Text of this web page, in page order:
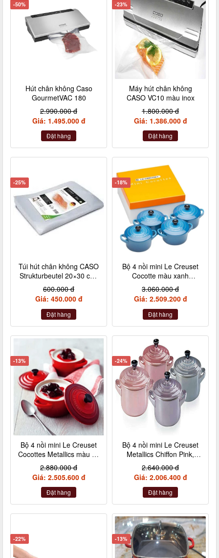
-50%
Hút chân không Caso
GourmetVAC 180
2.990.000 đ
Giá: 1.495.000 đ
Đặt hàng
-23%
Máy hút chân không
CASO VC10 màu inox
1.800.000 đ
Giá: 1.386.000 đ
Đặt hàng
-25%
Túi hút chân không CASO
Strukturbeutel 20×30 cm,
50 Stück – Made in
Germany (không hộp)
600.000 đ
Giá: 450.000 đ
Đặt hàng
-18%
Bộ 4 nồi mini Le Creuset
Cocotte màu xanh
Marseile
3.060.000 đ
Giá: 2.509.200 đ
Đặt hàng
-13%
Bộ 4 nồi mini Le Creuset
Cocottes Metallics màu đỏ
cherry 10cm
2.880.000 đ
Giá: 2.505.600 đ
Đặt hàng
-24%
Bộ 4 nồi mini Le Creuset
Metallics Chiffon Pink,
Rosenquarz, Violett,
Nebelgrau (hồng đậm,
hồng nhạt, hồng tía, xám)
2.640.000 đ
Giá: 2.006.400 đ
Đặt hàng
-22% -13%